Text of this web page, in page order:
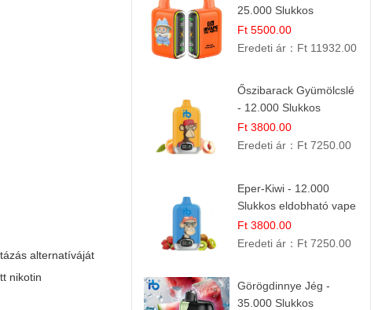
alternatíváját
nikotin
25.000 Slukkos
eldobható E-cigaretta |
Trópusi Ízélmény
Ft 5500.00
Eredeti ár： Ft 11932.00
Őszibarack Gyümölcslé
- 12.000 Slukkos
eldobható e-Cigaretta |
Friss Gyümölcs Íz
Ft 3800.00
Eredeti ár： Ft 7250.00
Eper-Kiwi - 12.000
Slukkos eldobható vape
| Friss Gyümölcs
Kombináció
Ft 3800.00
Eredeti ár： Ft 7250.00
Görögdinnye Jég -
35.000 Slukkos